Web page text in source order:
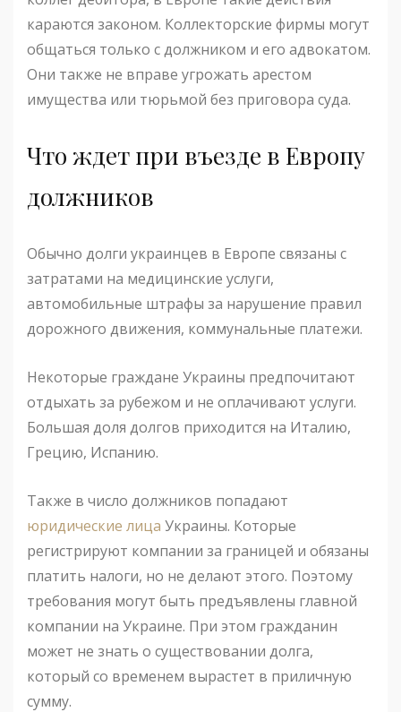
караются законом. Коллекторские фирмы могут
общаться только с должником и его адвокатом.
Они также не вправе угрожать арестом
имущества или тюрьмой без приговора суда.
Что ждет при въезде в Европу
должников
Обычно долги украинцев в Европе связаны с
затратами на медицинские услуги,
автомобильные штрафы за нарушение правил
дорожного движения, коммунальные платежи.
Некоторые граждане Украины предпочитают
отдыхать за рубежом и не оплачивают услуги.
Большая доля долгов приходится на Италию,
Грецию, Испанию.
Также в число должников попадают
юридические лица Украины. Которые
регистрируют компании за границей и обязаны
платить налоги, но не делают этого. Поэтому
требования могут быть предъявлены главной
компании на Украине. При этом гражданин
может не знать о существовании долга,
который со временем вырастет в приличную
сумму.